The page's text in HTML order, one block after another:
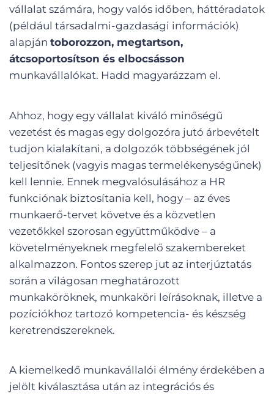
vállalat számára, hogy valós időben, háttéradatok
(például társadalmi-gazdasági információk)
alapján toborozzon, megtartson,
átcsoportosítson és elbocsásson
munkavállalókat. Hadd magyarázzam el.
Ahhoz, hogy egy vállalat kiváló minőségű
vezetést és magas egy dolgozóra jutó árbevételt
tudjon kialakítani, a dolgozók többségének jól
teljesítőnek (vagyis magas termelékenységűnek)
kell lennie. Ennek megvalósulásához a HR
funkciónak biztosítania kell, hogy – az éves
munkaerő-tervet követve és a közvetlen
vezetőkkel szorosan együttműködve – a
követelményeknek megfelelő szakembereket
alkalmazzon. Fontos szerep jut az interjúztatás
során a világosan meghatározott
munkaköröknek, munkaköri leírásoknak, illetve a
pozíciókhoz tartozó kompetencia- és készség
keretrendszereknek.
A kiemelkedő munkavállalói élmény érdekében a
jelölt kiválasztása után az integrációs és